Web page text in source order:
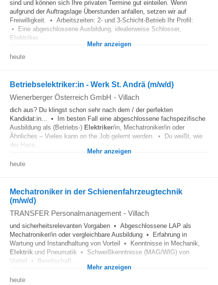
sind und können sich Ihre privaten Termine gut einteilen. Wenn
aufgrund der Auftragslage Überstunden anfallen, setzen wir auf
Freiwilligkeit. • Arbeitszeiten: 2- und 3-Schicht-Betrieb Ihr Profil:
• Eine abgeschlossene Ausbildung, idealerweise Schlosser,
Elektriker
Mehr anzeigen
heute
Betriebselektriker:in - Werk St. Andrä (m/w/d)
Wienerberger Österreich GmbH - Villach
dich aus? Du klingst schon sehr nach dem / der perfekten
Kandidat:in... • Im besten Fall eine abgeschlossene fachspezifische
Ausbildung als (Betriebs-) Elektriker/in, Mechatroniker/in oder
Ähnliches – Vieles kann on the Job gelernt werden. • Du weißt, wie
der Hase...
Mehr anzeigen
heute
Mechatroniker in der Schienenfahrzeugtechnik
(m/w/d)
TRANSFER Personalmanagement - Villach
und sicherheitsrelevanten Vorgaben • Abgeschlossene LAP als
Mechatroniker/in oder vergleichbare Ausbildung • Erfahrung in
Wartung und Instandhaltung von Vorteil • Kenntnisse in Mechanik,
Elektrik und Pneumatik • Schweißkenntnisse (MAG/WIG) von
Vorteil • Bereitschaft...
Mehr anzeigen
heute